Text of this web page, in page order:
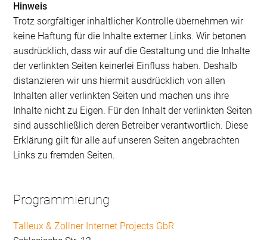
Hinweis
Trotz sorgfältiger inhaltlicher Kontrolle übernehmen wir
keine Haftung für die Inhalte externer Links. Wir betonen
ausdrücklich, dass wir auf die Gestaltung und die Inhalte
der verlinkten Seiten keinerlei Einfluss haben. Deshalb
distanzieren wir uns hiermit ausdrücklich von allen
Inhalten aller verlinkten Seiten und machen uns ihre
Inhalte nicht zu Eigen. Für den Inhalt der verlinkten Seiten
sind ausschließlich deren Betreiber verantwortlich. Diese
Erklärung gilt für alle auf unseren Seiten angebrachten
Links zu fremden Seiten.
Programmierung
Talleux & Zöllner Internet Projects GbR